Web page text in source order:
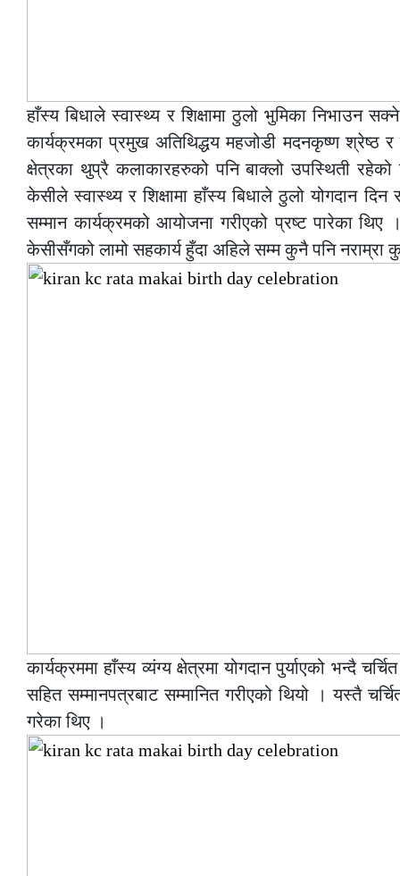
हाँस्य बिधाले स्वास्थ्य र शिक्षामा ठुलो भुमिका निभाउन
कार्यक्रमका प्रमुख अतिथिद्धय महजोडी मदनकृष्ण श्रेष्ठ
क्षेत्रका थुप्रै कलाकारहरुको पनि बाक्लो उपस्थिती
केसीले स्वास्थ्य र शिक्षामा हाँस्य बिधाले ठुलो योगदान दिन
सम्मान कार्यक्रमको आयोजना गरीएको प्रष्ट पारेका
केसीसँगको लामो सहकार्य हुँदा अहिले सम्म कुनै पनि
कार्यक्रममा हाँस्य व्यंग्य क्षेत्रमा योगदान पुर्याएको भन्दै
सहित सम्मानपत्रबाट सम्मानित गरीएको थियो । यस्तै
गरेका थिए ।